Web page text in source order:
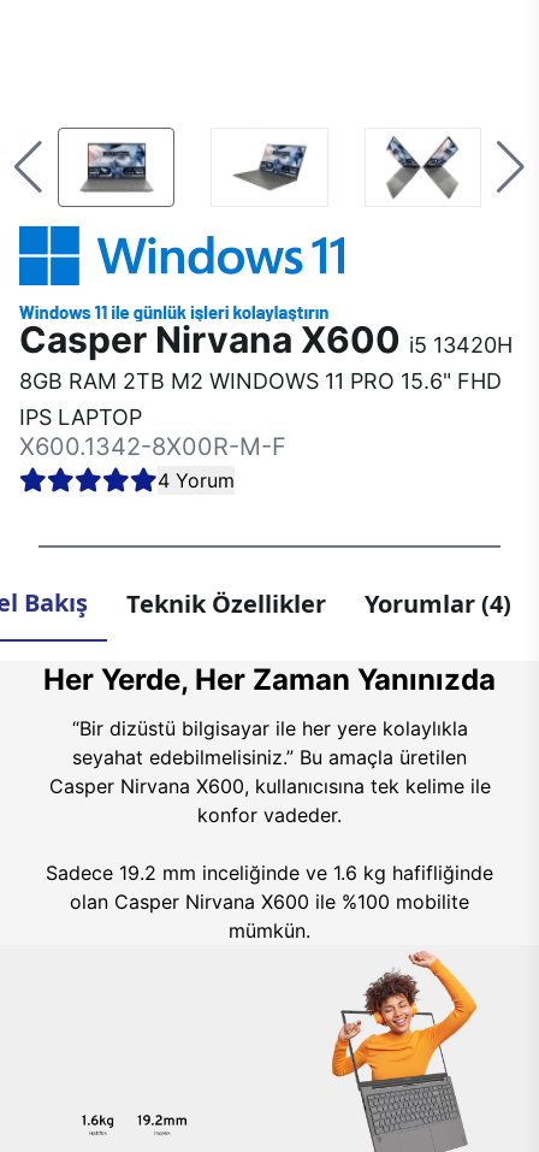
Casper Nirvana X600 i5 13420H
8GB RAM 2TB M2 WINDOWS 11 PRO 15.6" FHD
IPS LAPTOP
X600.1342-8X00R-M-F
4 Yorum
Bakış Teknik Özellikler Yorumlar (4)
Her Yerde, Her Zaman Yanınızda
“Bir dizüstü bilgisayar ile her yere kolaylıkla
seyahat edebilmelisiniz.” Bu amaçla üretilen
Casper Nirvana X600, kullanıcısına tek kelime ile
konfor vadeder.
Sadece 19.2 mm inceliğinde ve 1.6 kg hafifliğinde
olan Casper Nirvana X600 ile %100 mobilite
mümkün.